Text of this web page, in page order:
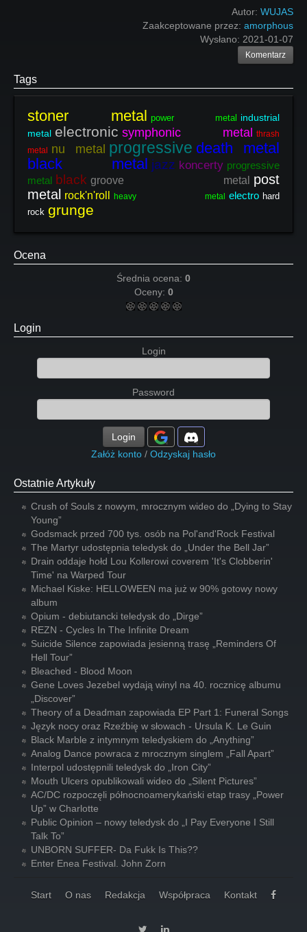
Autor: WUJAS
Zaakceptowane przez: amorphous
Wysłano: 2021-01-07
Komentarz
Tags
stoner metal power metal industrial
metal electronic symphonic metal
thrash
metal
nu metal progressive death metal
black metal jazz koncerty progressive
metal black groove metal
post
metal rock'n'roll heavy metal electro hard
rock grunge
Ocena
Średnia ocena: 0
Oceny: 0
Login
Login
Password
Login
Załóż konto / Odzyskaj hasło
Ostatnie Artykuły
Crush of Souls z nowym, mrocznym wideo do „Dying to Stay
Young”
Godsmack przed 700 tys. osób na Pol'and'Rock Festival
The Martyr udostępnia teledysk do „Under the Bell Jar”
Drain oddaje hołd Lou Kollerowi coverem 'It's Clobberin'
Time' na Warped Tour
Michael Kiske: HELLOWEEN ma już w 90% gotowy nowy
album
Opium - debiutancki teledysk do „Dirge”
REZN - Cycles In The Infinite Dream
Suicide Silence zapowiada jesienną trasę „Reminders Of
Hell Tour”
Bleached - Blood Moon
Gene Loves Jezebel wydają winyl na 40. rocznicę albumu
„Discover”
Theory of a Deadman zapowiada EP Part 1: Funeral Songs
Język nocy oraz Rzeźbię w słowach - Ursula K. Le Guin
Black Marble z intymnym teledyskiem do „Anything”
Analog Dance powraca z mrocznym singlem „Fall Apart”
Interpol udostępnili teledysk do „Iron City”
Mouth Ulcers opublikowali wideo do „Silent Pictures”
AC/DC rozpoczęli północnoamerykański etap trasy „Power
Up” w Charlotte
Public Opinion – nowy teledysk do „I Pay Everyone I Still
Talk To”
UNBORN SUFFER- Da Fukk Is This??
Enter Enea Festival. John Zorn
Start O nas Redakcja Współpraca Kontakt